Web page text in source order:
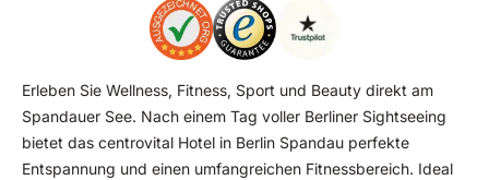
Erleben Sie Wellness, Fitness, Sport und Beauty direkt am
Spandauer See. Nach einem Tag voller Berliner Sightseeing
bietet das centrovital Hotel in Berlin Spandau perfekte
Entspannung und einen umfangreichen Fitnessbereich. Ideal